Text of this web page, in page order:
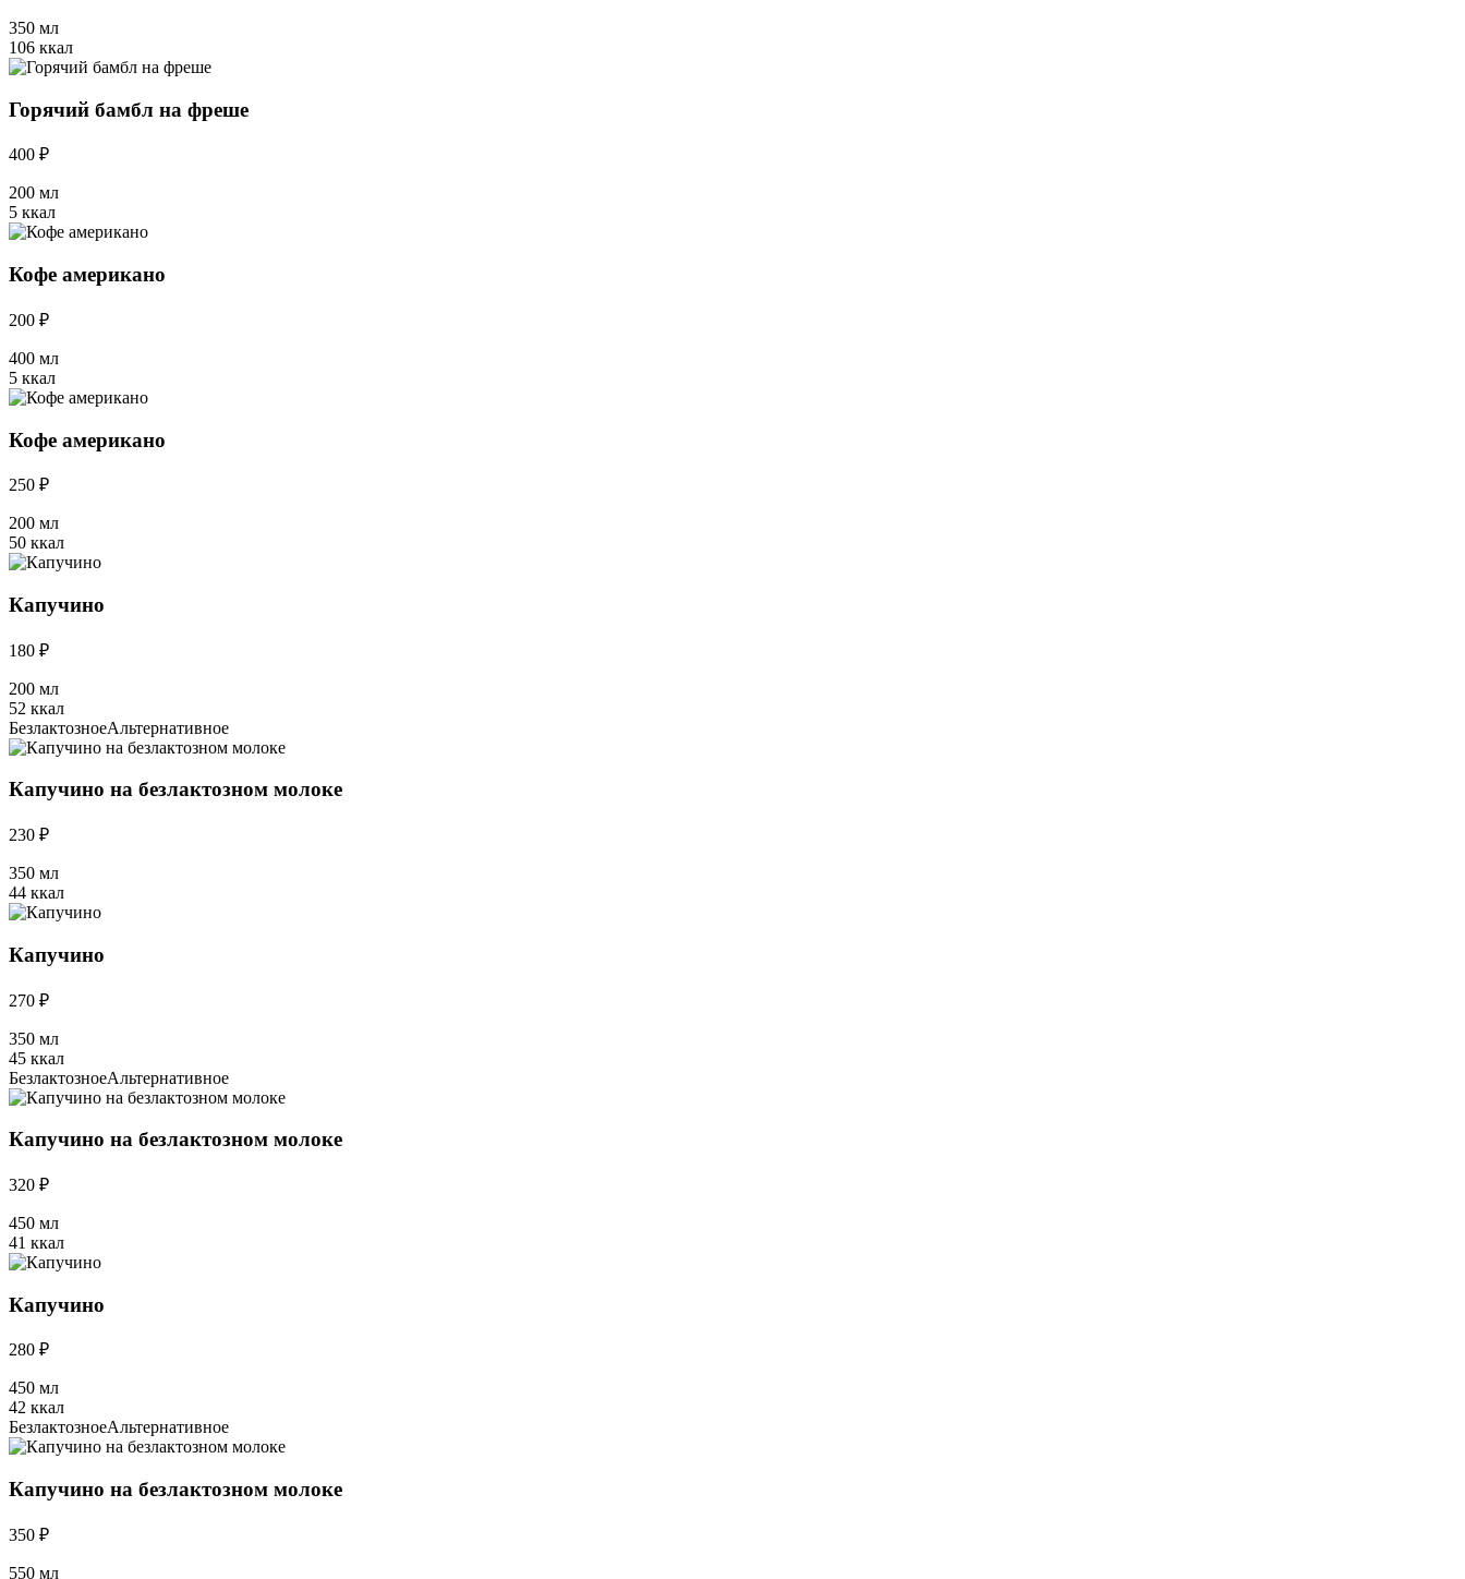
350 мл
106 ккал
Горячий бамбл на фреше
400 ₽
200 мл
5 ккал
Кофе американо
200 ₽
400 мл
5 ккал
Кофе американо
250 ₽
200 мл
50 ккал
Капучино
180 ₽
200 мл
52 ккал
БезлактозноеАльтернативное
Капучино на безлактозном молоке
230 ₽
350 мл
44 ккал
Капучино
270 ₽
350 мл
45 ккал
БезлактозноеАльтернативное
Капучино на безлактозном молоке
320 ₽
450 мл
41 ккал
Капучино
280 ₽
450 мл
42 ккал
БезлактозноеАльтернативное
Капучино на безлактозном молоке
350 ₽
550 мл